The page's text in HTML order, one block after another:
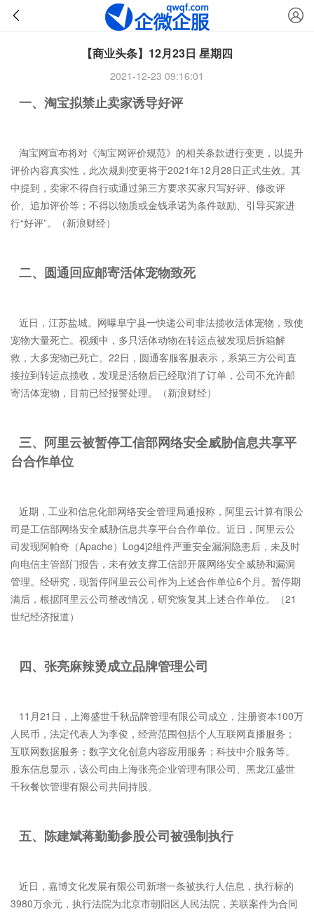
【商业头条】12月23日 星期四
2021-12-23 09:16:01
一、淘宝拟禁止卖家诱导好评
淘宝网宣布将对《淘宝网评价规范》的相关条款进行变更，以提升
评价内容真实性，此次规则变更将于2021年12月28日正式生效。其
中提到，卖家不得自行或通过第三方要求买家只写好评、修改评
价、追加评价等；不得以物质或金钱承诺为条件鼓励、引导买家进
行“好评”。（新浪财经）
二、圆通回应邮寄活体宠物致死
近日，江苏盐城。网曝阜宁县一快递公司非法揽收活体宠物，致使
宠物大量死亡。视频中，多只活体动物在转运点被发现后拆箱解
救，大多宠物已死亡。22日，圆通客服客服表示，系第三方公司直
接拉到转运点揽收，发现是活物后已经取消了订单，公司不允许邮
寄活体宠物，目前已经报警处理。（新浪财经）
三、阿里云被暂停工信部网络安全威胁信息共享平
台合作单位
近期，工业和信息化部网络安全管理局通报称，阿里云计算有限公
司是工信部网络安全威胁信息共享平台合作单位。近日，阿里云公
司发现阿帕奇（Apache）Log4j2组件严重安全漏洞隐患后，未及时
向电信主管部门报告，未有效支撑工信部开展网络安全威胁和漏洞
管理。经研究，现暂停阿里云公司作为上述合作单位6个月。暂停期
满后，根据阿里云公司整改情况，研究恢复其上述合作单位。（21
世纪经济报道）
四、张亮麻辣烫成立品牌管理公司
11月21日，上海盛世千秋品牌管理有限公司成立，注册资本100万
人民币，法定代表人为李俊，经营范围包括个人互联网直播服务；
互联网数据服务；数字文化创意内容应用服务；科技中介服务等。
股东信息显示，该公司由上海张亮企业管理有限公司、黑龙江盛世
千秋餐饮管理有限公司共同持股。
五、陈建斌蒋勤勤参股公司被强制执行
近日，嘉博文化发展有限公司新增一条被执行人信息，执行标的
3980万余元，执行法院为北京市朝阳区人民法院，关联案件为合同